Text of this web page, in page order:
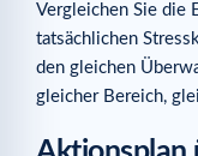
Vergleichen Sie die
tatsächlichen
den gleichen
gleicher Bereich,